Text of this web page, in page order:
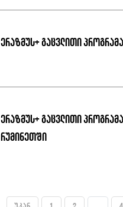
ერაზმუს+ გაცვლითი
ერაზმუს+ გაცვლითი
რუმინეთში